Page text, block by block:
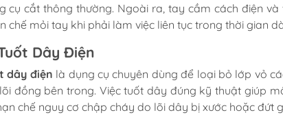
cụ cắt thông thường. Ngoài ra, tay cầm cách điện
chế mỏi tay khi phải làm việc liên tục trong thời gian
Dây Điện
dây điện là dụng cụ chuyên dùng để loại bỏ lớp vỏ
đồng bên trong. Việc tuốt dây đúng kỹ thuật giúp
chế nguy cơ chập cháy do lõi dây bị xước hoặc đứt